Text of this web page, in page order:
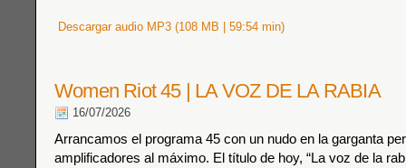
Descargar audio MP3 (108 MB | 59:54 min)
Women Riot 45 | LA VOZ DE LA RABIA
16/07/2026
Arrancamos el programa 45 con un nudo en la garganta
amplificadores al máximo. El título de hoy, “La voz de la